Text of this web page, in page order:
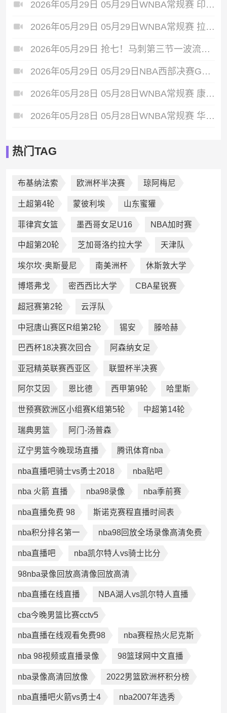
2026年05月29日 05月29日WNBA常规赛 印第安纳狂热88-90金州女武神 全场集锦
2026年05月29日 05月29日WNBA常规赛 拉斯维加斯王牌87-95达拉斯飞翼 全场集锦
2026年05月29日 抢七！马刺第三节一波流大胜雷霆扳成3-3 文班28+10 SGA18中6
2026年05月29日 05月29日NBA西部决赛G6 雷霆 - 马刺 全场集锦
2026年05月28日 05月28日WNBA常规赛 康涅狄格太阳61-71波特兰火焰 全场集锦
2026年05月28日 05月28日WNBA常规赛 华盛顿神秘人78-64西雅图风暴 全场集锦
热门TAG
布基纳法索 欧洲杯半决赛 琼阿梅尼
土超第4轮 蒙彼利埃 山东蜜獾
菲律宾女篮 墨西哥女足U16 NBA加时赛
中超第20轮 芝加哥洛约拉大学 天津队
埃尔坎·奥斯曼尼 南美洲杯 休斯敦大学
博塔弗戈 密西西比大学 CBA星锐赛
超冠赛第2轮 云浮队
中冠唐山赛区R组第2轮 锡安 滕哈赫
巴西杯18决赛次回合 阿森纳女足
亚冠精英联赛西亚区 联盟杯半决赛
阿尔艾因 恩比德 西甲第9轮 哈里斯
世预赛欧洲区小组赛K组第5轮 中超第14轮
瑞典男篮 阿门-汤普森
辽宁男篮今晚现场直播 腾讯体育nba
nba直播吧骑士vs勇士2018 nba贴吧
nba 火箭 直播 nba98录像 nba季前赛
nba直播免费 98 斯诺克赛程直播时间表
nba积分排名第一 nba98回放全场录像高清免费
nba直播吧 nba凯尔特人vs骑士比分
98nba录像回放高清像回放高清
nba直播在线直播 NBA湖人vs凯尔特人直播
cba今晚男篮比赛cctv5
nba直播在线观看免费98 nba赛程热火尼克斯
nba 98视频或直播录像 98篮球网中文直播
nba录像高清回放像 2022男篮欧洲杯积分榜
nba直播吧火箭vs勇士4 nba2007年选秀